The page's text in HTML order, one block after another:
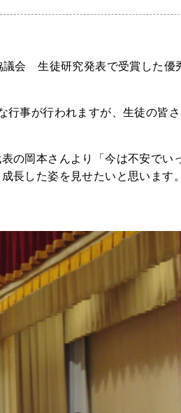
会 生徒研究発表で受賞した優
事が行われますが、生徒の皆
の岡本さんより「今は不安でい
長した姿を見せたいと思います